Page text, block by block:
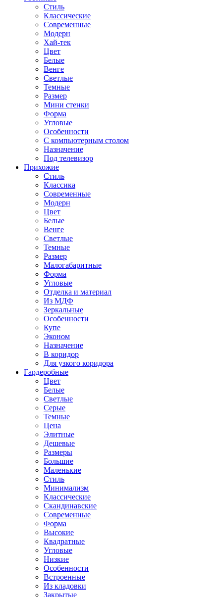
Стиль
Классические
Современные
Модерн
Хай-тек
Цвет
Белые
Венге
Светлые
Темные
Размер
Мини стенки
Форма
Угловые
Особенности
С компьютерным столом
Назначение
Под телевизор
Прихожие
Стиль
Классика
Современные
Модерн
Цвет
Белые
Венге
Светлые
Темные
Размер
Малогабаритные
Форма
Угловые
Отделка и материал
Из МДФ
Зеркальные
Особенности
Купе
Эконом
Назначение
В коридор
Для узкого коридора
Гардеробные
Цвет
Белые
Светлые
Серые
Темные
Цена
Элитные
Дешевые
Размеры
Большие
Маленькие
Стиль
Минимализм
Классические
Скандинавские
Современные
Форма
Высокие
Квадратные
Угловые
Низкие
Особенности
Встроенные
Из кладовки
Закрытые